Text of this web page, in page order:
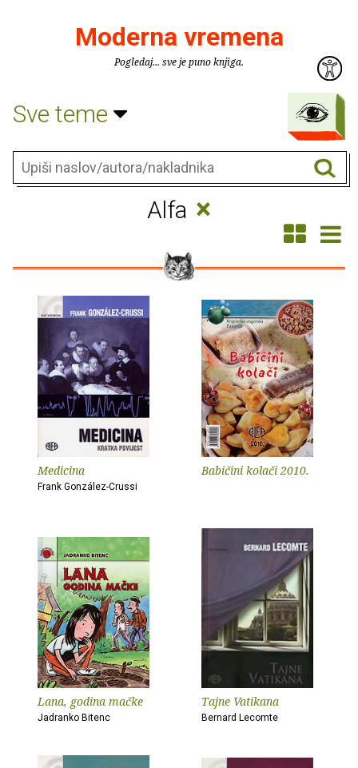
Moderna vremena
Pogledaj... sve je puno knjiga.
Sve teme
Alfa ×
Medicina
Frank González-Crussi
Babičini kolači 2010.
Lana, godina mačke
Jadranko Bitenc
Tajne Vatikana
Bernard Lecomte